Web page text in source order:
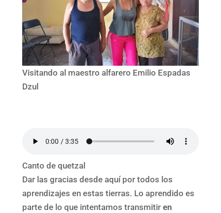
Visitando al maestro alfarero Emilio Espadas
Dzul
Canto de quetzal
Dar las gracias desde aquí por todos los
aprendizajes en estas tierras. Lo aprendido es
parte de lo que intentamos transmitir en